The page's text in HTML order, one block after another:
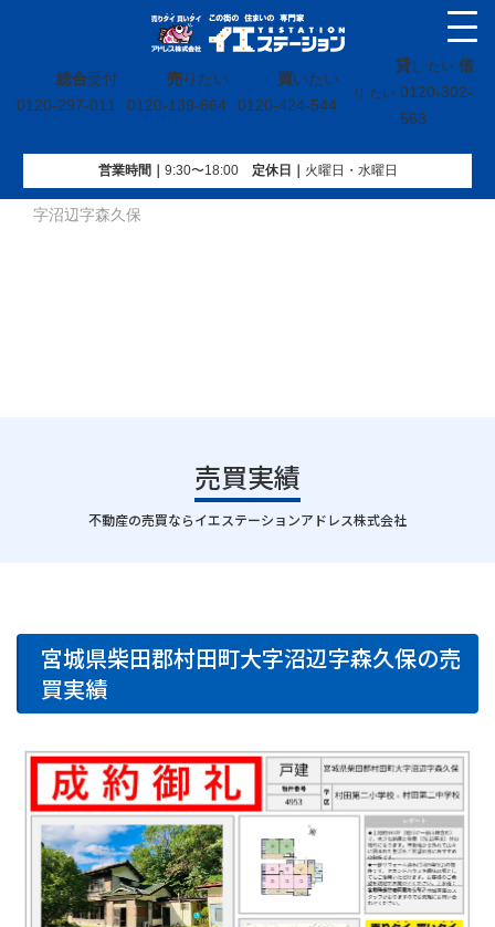
総合受付
0120-297-011
売りたい
0120-139-664
買いたい
0120-424-544
貸し たい 借
り たい 0120-302-
563
営業時間｜ 9:30〜18:00定休⽇｜ 火曜⽇・水曜⽇
イエステーション»売買実績»戸建»宮城県柴田郡村田町大
字沼辺字森久保
売買実績
｜
不動産の売買ならイエステーションアドレス株式会社
宮城県柴田郡村田町大字沼辺字森久保の売
買実績